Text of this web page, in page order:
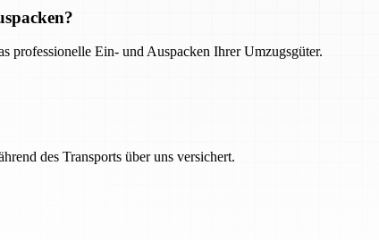
professionelle Ein- und Auspacken Ihrer Umzugsgüter.
des Transports über uns versichert.